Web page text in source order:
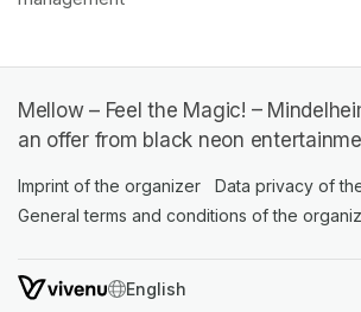
Mellow – Feel the Magic! –
an offer from black neon
Imprint of the organizer (opens in a new
Data privacy of
General terms and conditions of the
SWITCH LANGUAGE